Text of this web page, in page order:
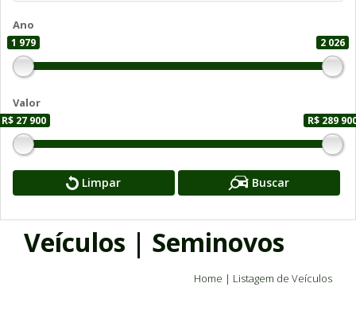
Ano
1 979 2 026
Valor
R$ 27 900 R$ 289
Limpar Buscar
Veículos | Seminovos
Home | Listagem de Veículos